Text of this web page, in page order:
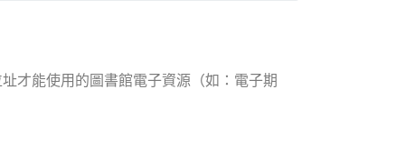
才能使用的圖書館電子資源（如：電子期